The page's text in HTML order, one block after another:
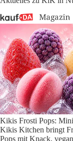
Kikis Frosti Pops:
Kikis Kitchen bringt
Pops mit Knack,